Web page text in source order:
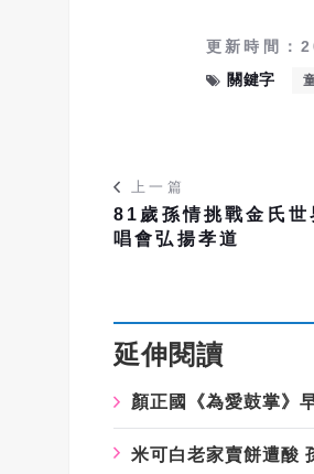
更新時間
關鍵字
上一篇
81歲孫情挑戰金氏
唱會弘揚孝道
延伸閱讀
顏正國《為愛鼓掌》
米可白老家賣餅遭酸